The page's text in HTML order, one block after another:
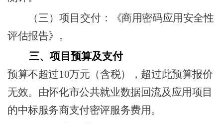
（三）项目交付 ：《商用密码应用安全性
评估报告》。
三、 项目预算及支付
预算不超过10万元（含税），超过此预算报价
无效。由怀化市公共就业数据回流及应用项目
的中标服务商支付密评服务费用。